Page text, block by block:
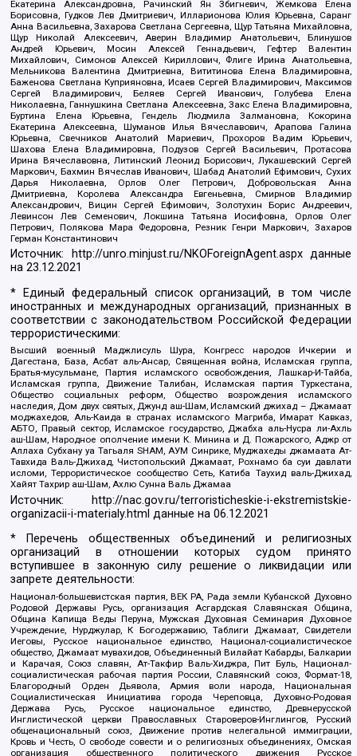
Екатерина Александровна, Рачинский Ян Збигневич, Жемкова Елена
Борисовна, Гудков Лев Дмитриевич, Илларионова Юлия Юрьевна, Саранг
Анна Васильевна, Захарова Светлана Сергеевна, Щур Татьяна Михайловна,
Щур Николай Алексеевич, Аверин Владимир Анатольевич, Блинушов
Андрей Юрьевич, Мосин Алексей Геннадьевич, Гефтер Валентин
Михайлович, Симонов Алексей Кириллович, Флиге Ирина Анатольевна,
Мельникова Валентина Дмитриевна, Вититинова Елена Владимировна,
Баженова Светлана Куприяновна, Исаев Сергей Владимирович, Максимов
Сергей Владимирович, Беляев Сергей Иванович, Голубева Елена
Николаевна, Ганнушкина Светлана Алексеевна, Закс Елена Владимировна,
Буртина Елена Юрьевна, Гендель Людмила Залмановна, Кокорина
Екатерина Алексеевна, Шуманов Илья Вячеславович, Арапова Галина
Юрьевна, Свечников Анатолий Мариевич, Прохоров Вадим Юрьевич,
Шахова Елена Владимировна, Подузов Сергей Васильевич, Протасова
Ирина Вячеславовна, Литинский Леонид Борисович, Лукашевский Сергей
Маркович, Бахмин Вячеслав Иванович, Шабад Анатолий Ефимович, Сухих
Дарья Николаевна, Орлов Олег Петрович, Добровольская Анна
Дмитриевна, Королева Александра Евгеньевна, Смирнов Владимир
Александрович, Вицин Сергей Ефимович, Золотухин Борис Андреевич,
Левинсон Лев Семенович, Локшина Татьяна Иосифовна, Орлов Олег
Петрович, Полякова Мара Федоровна, Резник Генри Маркович, Захаров
Герман Константинович
Источник: http://unro.minjust.ru/NKOForeignAgent.aspxданные
на23.12.2021
* Единый федеральный список организаций, в том числе
иностранных и международных организаций, признанных в
соответствии с законодательством Российской Федерации
террористическими:
Высший военный Маджлисуль Шура, Конгресс народов Ичкерии и
Дагестана, База, Асбат аль-Ансар, Священная война, Исламская группа,
Братья-мусульмане, Партия исламского освобождения, Лашкар-И-Тайба,
Исламская группа, Движение Талибан, Исламская партия Туркестана,
Общество социальных реформ, Общество возрождения исламского
наследия, Дом двух святых, Джунд аш-Шам, Исламский джихад – Джамаат
моджахедов, Аль-Каида в странах исламского Магриба, Имарат Кавказ,
АБТО, Правый сектор, Исламское государство, Джабха аль-Нусра ли-Ахль
аш-Шам, Народное ополчение имени К. Минина и Д. Пожарского, Аджр от
Аллаха Субхану уа Тагьаля SHAM, АУМ Синрике, Муджахеды джамаата Ат-
Тавхида Валь-Джихад, Чистопольский Джамаат, Рохнамо ба суи давлати
исломи, Террористическое сообщество Сеть, Катиба Таухид валь-Джихад,
Хайят Тахрир аш-Шам, Ахлю Сунна Валь Джамаа
Источник:
http://nac.gov.ru/terroristicheskie-i-ekstremistskie-
organizacii-i-materialy.html данные на06.12.2021
* Перечень общественных объединений и религиозных
организаций в отношении которых судом принято
вступившее в законную силу решение о ликвидации или
запрете деятельности:
Национал-большевистская партия, ВЕК РА, Рада земли Кубанской Духовно
Родовой Державы Русь, организация Асгардская Славянская Община,
Община Капища Веды Перуна, Мужская Духовная Семинария Духовное
Учреждение, Нурджулар, К Богодержавию, Таблиги Джамаат, Свидетели
Иеговы, Русское национальное единство, Национал-социалистическое
общество, Джамаат мувахидов, Объединенный Вилайат Кабарды, Балкарии
и Карачая, Союз славян, Ат-Такфир Валь-Хиджра, Пит Буль, Национал-
социалистическая рабочая партия России, Славянский союз, Формат-18,
Благородный Орден Дьявола, Армия воли народа, Национальная
Социалистическая Инициатива города Череповца, Духовно-Родовая
Держава Русь, Русское национальное единство, Древнерусской
Инглистической церкви Православных Староверов-Инглингов, Русский
общенациональный союз, Движение против нелегальной иммиграции,
Кровь и Честь, О свободе совести и о религиозных объединениях, Омская
организация общественного политического движения Русское